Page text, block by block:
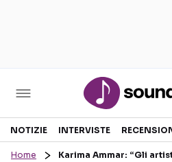
Sezioni
NOTIZIE INTERVISTE
Home Karima Ammar: “Gli